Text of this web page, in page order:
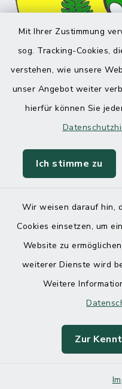
Mit Ihrer Zustimmung
sog. Tracking-Cookies,
verstehen, wie unsere
unser Angebot weiter
hierfür können Sie
Ich stimme zu
Wir weisen darauf hin,
Cookies einsetzen, um
Website zu
weiterer Dienste wird
Weitere
Zur